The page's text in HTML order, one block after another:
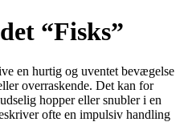
“Fisks”
en hurtig og uventet bevægelse
overraskende. Det kan for
hopper eller snubler i en
ofte en impulsiv handling